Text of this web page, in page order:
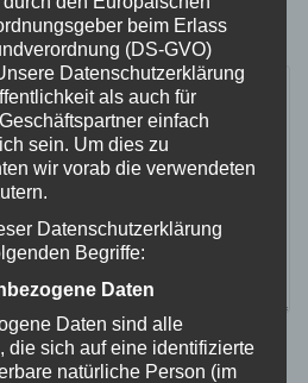
beim Erlass
(DS-GVO)
Datenschutzerklärung
als auch für
einfach
sein. Um dies zu
wir vorab die verwendeten
Datenschutzerklärung
Begriffe:
Daten
Daten sind alle
die sich auf eine identifizierte
natürliche Person (im